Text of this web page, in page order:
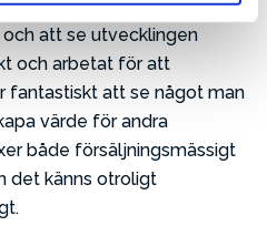
Jag inspireras av nya
att se utvecklingen
och arbetat för att
fantastiskt att se något man
värde för andra
både försäljningsmässigt
det känns otroligt